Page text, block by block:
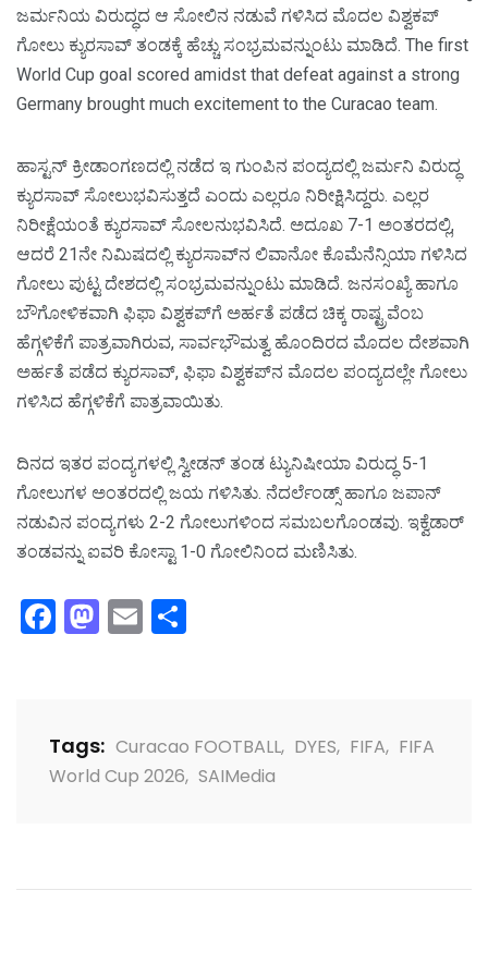
ಜರ್ಮನಿಯ ವಿರುದ್ಧದ ಆ ಸೋಲಿನ ನಡುವೆ ಗಳಿಸಿದ ಮೊದಲ ವಿಶ್ವಕಪ್‌
ಗೋಲು ಕ್ಯುರಸಾವ್‌ ತಂಡಕ್ಕೆ ಹೆಚ್ಚು ಸಂಭ್ರಮವನ್ನುಂಟು ಮಾಡಿದೆ. The first
World Cup goal scored amidst that defeat against a strong
Germany brought much excitement to the Curacao team.
ಹಾಸ್ಟನ್‌ ಕ್ರೀಡಾಂಗಣದಲ್ಲಿ ನಡೆದ ಇ ಗುಂಪಿನ ಪಂದ್ಯದಲ್ಲಿ ಜರ್ಮನಿ ವಿರುದ್ಧ
ಕ್ಯುರಸಾವ್‌ ಸೋಲುಭವಿಸುತ್ತದೆ ಎಂದು ಎಲ್ಲರೂ ನಿರೀಕ್ಷಿಸಿದ್ದರು. ಎಲ್ಲರ
ನಿರೀಕ್ಷೆಯಂತೆ ಕ್ಯುರಸಾವ್‌ ಸೋಲನುಭವಿಸಿದೆ. ಅದೂಖ 7-1 ಅಂತರದಲ್ಲಿ,
ಆದರೆ 21ನೇ ನಿಮಿಷದಲ್ಲಿ ಕ್ಯುರಸಾವ್‌ನ ಲಿವಾನೋ ಕೊಮೆನೆನ್ಸಿಯಾ ಗಳಿಸಿದ
ಗೋಲು ಪುಟ್ಟ ದೇಶದಲ್ಲಿ ಸಂಭ್ರಮವನ್ನುಂಟು ಮಾಡಿದೆ. ಜನಸಂಖ್ಯೆ ಹಾಗೂ
ಬೌಗೋಳಿಕವಾಗಿ ಫಿಫಾ ವಿಶ್ವಕಪ್‌ಗೆ ಅರ್ಹತೆ ಪಡೆದ ಚಿಕ್ಕ ರಾಷ್ಟ್ರವೆಂಬ
ಹೆಗ್ಗಳಿಕೆಗೆ ಪಾತ್ರವಾಗಿರುವ, ಸಾರ್ವಭೌಮತ್ವ ಹೊಂದಿರದ ಮೊದಲ ದೇಶವಾಗಿ
ಅರ್ಹತೆ ಪಡೆದ ಕ್ಯುರಸಾವ್‌, ಫಿಫಾ ವಿಶ್ವಕಪ್‌ನ ಮೊದಲ ಪಂದ್ಯದಲ್ಲೇ ಗೋಲು
ಗಳಿಸಿದ ಹೆಗ್ಗಳಿಕೆಗೆ ಪಾತ್ರವಾಯಿತು.
ದಿನದ ಇತರ ಪಂದ್ಯಗಳಲ್ಲಿ ಸ್ವೀಡನ್‌ ತಂಡ ಟ್ಯುನಿಷೀಯಾ ವಿರುದ್ಧ 5-1
ಗೋಲುಗಳ ಅಂತರದಲ್ಲಿ ಜಯ ಗಳಿಸಿತು. ನೆದರ್ಲೆಂಡ್ಸ್‌ ಹಾಗೂ ಜಪಾನ್‌
ನಡುವಿನ ಪಂದ್ಯಗಳು 2-2 ಗೋಲುಗಳಿಂದ ಸಮಬಲಗೊಂಡವು. ಇಕ್ವೆಡಾರ್‌
ತಂಡವನ್ನು ಐವರಿ ಕೋಸ್ಟಾ 1-0 ಗೋಲಿನಿಂದ ಮಣಿಸಿತು.
Facebook
Mastodon
Email
Tags: Curacao FOOTBALL, DYES, FIFA, FIFA
World Cup 2026, SAIMedia